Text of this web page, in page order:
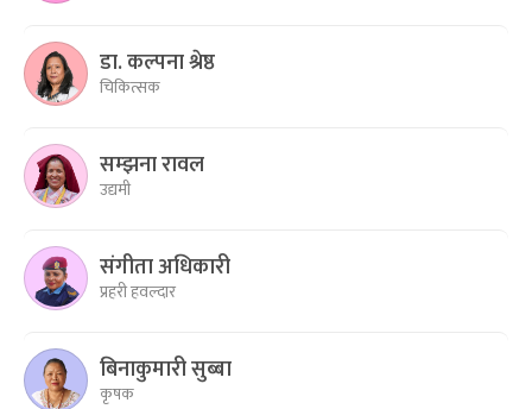
डा. कल्पना श्रेष्ठ
चिकित्सक
सम्झना रावल
उद्यमी
संगीता अधिकारी
प्रहरी हवल्दार
बिनाकुमारी सुब्बा
कृषक